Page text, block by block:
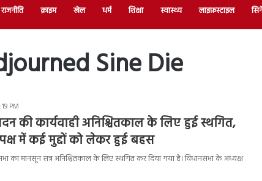
राजनीति क्राइम खेल धर्म शिक्षा स्वास्थ्य लाइफ़स्टाइल
Sine Die
PM
की कार्यवाही अनिश्चितकाल के लिए हुई स्थगित,
में कई मुद्दों को लेकर हुई बहस
का मानसून सत्र अनिश्चितकाल के लिए स्थगित कर दिया गया है। विधानसभा के अध्यक्ष